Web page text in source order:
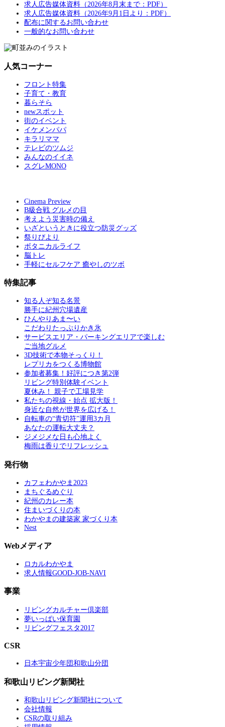
求人広告媒体資料（2026年8月末まで：PDF）
求人広告媒体資料（2026年9月1日より：PDF）
配布に関するお問い合わせ
一般的なお問い合わせ
人気コーナー
フロント特集
子育て・教育
暮らそら
newスポット
街のイベント
イケメンパパ
キラリママ
テレビのツムジ
みんなのイイネ
スグレMONO
Cinema Preview
B級合戦 グルメの目
考えよう災害時の備え
いざというときに役立つ防災グッズ
祭りびより
ボタニカルライフ
脳トレ
手軽にセルフケア 癒やしのツボ
特集記事
知る人ぞ知る名景
勝手に紀州穴場遺産
ひんやりあま〜い
こだわりたっぷりかき氷
サービスエリア・パーキングエリアで楽しむ
ご当地グルメ
3D技術で本物そっくり！
レプリカをつくる博物館
参加者募集！好評につき第2弾
リビング特別体験イベント
夏休み！ 親子で工場見学
私たちの視線・始点 拡大版！
身近な自然が世界を広げる！
自転車の“青切符”運用3カ月
あなたの運転大丈夫？
ジメジメな日も心地よく
梅雨は香りでリフレッシュ
発行物
カフェわかやま2023
まちぐるめぐり
紀州のカレー本
住まいづくりの本
わかやまの建築家 家づくり本
Nest
Webメディア
ロカルわかやま
求人情報GOOD-JOB-NAVI
事業
リビングカルチャー倶楽部
夢いっぱい保育園
リビングフェスタ2017
CSR
日本宇宙少年団和歌山分団
和歌山リビング新聞社
和歌山リビング新聞社について
会社情報
CSRの取り組み